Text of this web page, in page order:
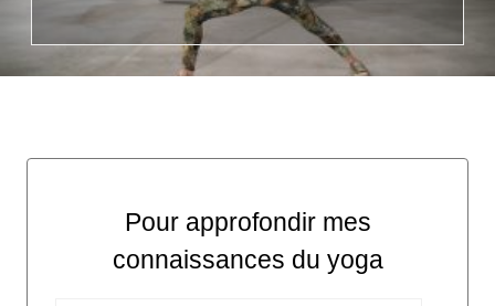
Pour approfondir mes
connaissances du yoga